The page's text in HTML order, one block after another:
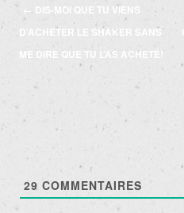
Navigation
des
articles
← DIS-MOI QUE TU VIENS
D’ACHETER LE SHAKER SANS
ME DIRE QUE TU L’AS ACHETÉ!
29 COMMENTAIRES